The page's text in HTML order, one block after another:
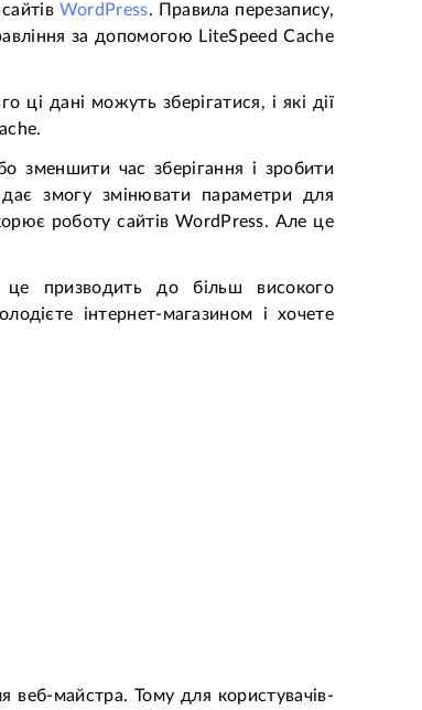
WordPress. Правила перезапису,
за допомогою LiteSpeed Cache
дані можуть зберігатися, і які дії
зменшити час зберігання і зробити
змогу змінювати параметри для
роботу сайтів WordPress. Але це
це призводить до більш високого
інтернет-магазином і хочете
веб-майстра. Тому для користувачів-